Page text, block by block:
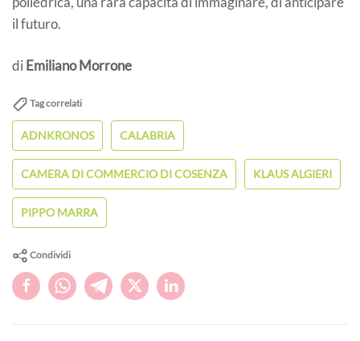
il futuro.
di Emiliano Morrone
Tag correlati
ADNKRONOS CALABRIA
CAMERA DI COMMERCIO DI COSENZA KLAUS ALGIERI
PIPPO MARRA
Condividi